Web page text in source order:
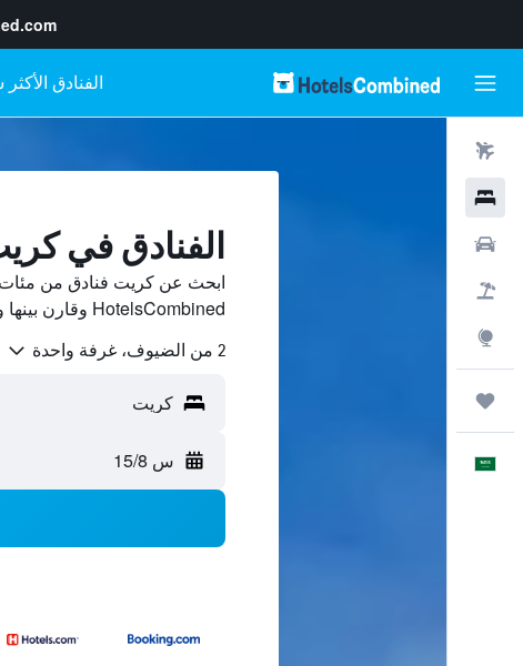
الفنادق في
ابحث عن كريت فنادق من
HotelsCombined وقارن بينها ووفّر.
2 من الضيوف، غرفة واحدة
س 15/8